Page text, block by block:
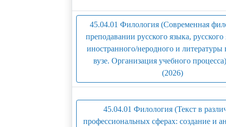
45.04.01 Филология (Современная
преподавании русского языка, русского
иностранного/неродного и литературы
вузе. Организация учебного
(2026)
45.04.01 Филология (Текст в
профессиональных сферах: создание и